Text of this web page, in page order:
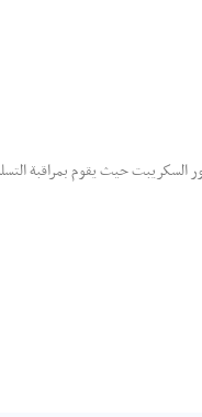
السكريبت حيث يقوم بمراقبة